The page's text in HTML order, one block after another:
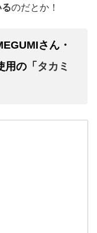
のだとか！
さん・
の「 タカミ